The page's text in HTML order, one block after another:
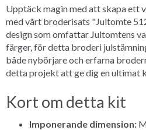
Upptäck magin med att skapa ett
med vårt broderisats "Jultomte
design som omfattar Jultomtens
färger, för detta broderi
både nybörjare och erfarna
detta projekt att ge dig en ultimat
Kort om detta kit
Imponerande dimension: